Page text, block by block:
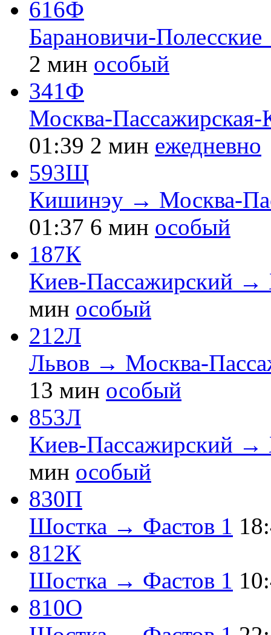
616Ф
Барановичи-
2 мин особый
341Ф
Москва-
01:39 2 мин ежедневно
593Щ
Кишинэу → Москва-
01:37 6 мин особый
187К
Киев-Пассажирский →
мин особый
212Л
Львов → Москва-
13 мин особый
853Л
Киев-Пассажирский →
мин особый
830П
Шостка → Фастов 1
812К
Шостка → Фастов 1
810О